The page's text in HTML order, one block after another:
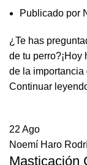
Publicado por
¿Te has
de tu
de la importancia
Continuar
22 Ago
Noemí Haro
Masticación